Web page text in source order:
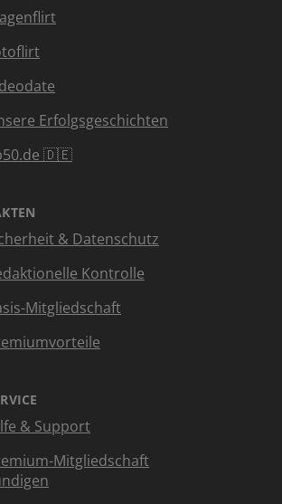
Erfolgsgeschichten
🇩🇪
& Datenschutz
Kontrolle
Mitgliedschaft
& Support
Mitgliedschaft